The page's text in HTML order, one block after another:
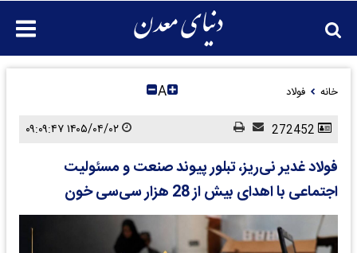
خانه فولاد A
فولاد غدیر نی‌ریز، تبلور پیوند صنعت و مسئولیت
اجتماعی با اهدای بیش از 28 هزار سی‌سی خون ‌